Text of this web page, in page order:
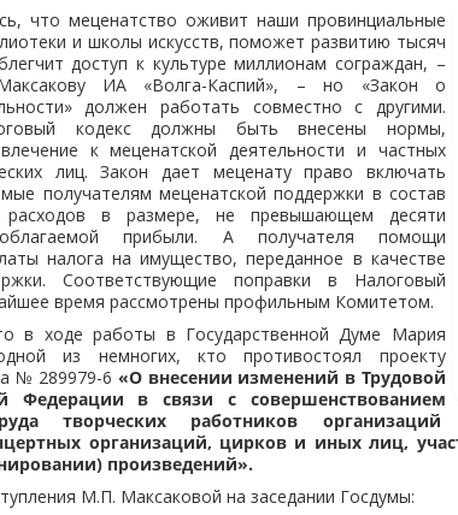
что меценатство оживит наши провинциальные
и школы искусств, поможет развитию тысяч
доступ к культуре миллионам сограждан, –
ИА «Волга-Каспий», – но «Закон о
должен работать совместно с другими.
кодекс должны быть внесены нормы,
к меценатской деятельности и частных
лиц. Закон дает меценату право включать
получателям меценатской поддержки в состав
расходов в размере, не превышающем десяти
прибыли. А получателя помощи
налога на имущество, переданное в качестве
Соответствующие поправки в Налоговый
время рассмотрены профильным Комитетом.
в ходе работы в Государственной Думе Мария
из немногих, кто противостоял проекту
№ 289979-6 «О внесении изменений в Трудовой
Федерации в связи с совершенствованием
творческих работников организаций
организаций, цирков и иных лиц,
произведений».
М.П. Максаковой на заседании Госдумы: